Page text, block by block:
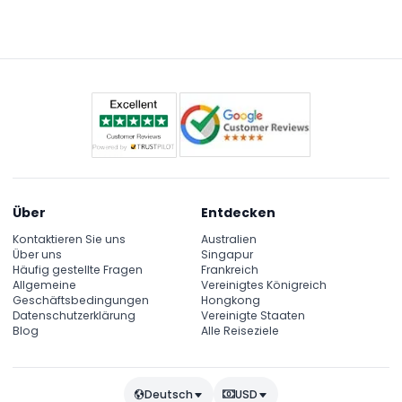
Über
Kontaktieren Sie uns
Über uns
Häufig gestellte Fragen
Allgemeine
Geschäftsbedingungen
Datenschutzerklärung
Blog
Entdecken
Australien
Singapur
Frankreich
Vereinigtes Königreich
Hongkong
Vereinigte Staaten
Alle Reiseziele
Deutsch USD